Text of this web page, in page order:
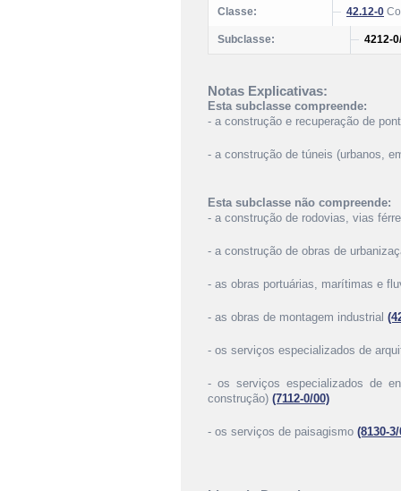
Classe: 42.12-0
Subclasse: 4212-
Notas Explicativas:
Esta subclasse compreende:
- a construção e recuperação de
- a construção de túneis (urbanos,
Esta subclasse não compreende:
- a construção de rodovias, vias
- a construção de obras de
- as obras portuárias, marítimas e
- as obras de montagem industrial
- os serviços especializados de
- os serviços especializados de
construção) (7112-0/00)
- os serviços de paisagismo (8130-